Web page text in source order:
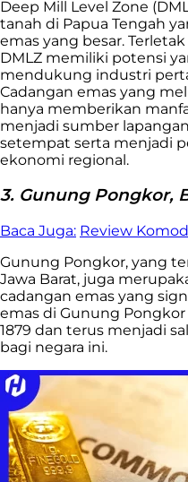
Deep Mill Level Zone
tanah di Papua Tengah
emas yang besar.
DMLZ memiliki potensi
mendukung industri
Cadangan emas yang
hanya memberikan
menjadi sumber
setempat serta menjadi
ekonomi regional.
3. Gunung Pongkor,
Baca Juga: Review
Gunung Pongkor, yang
Jawa Barat, juga
cadangan emas yang
emas di Gunung
1879 dan terus menjadi
bagi negara ini.